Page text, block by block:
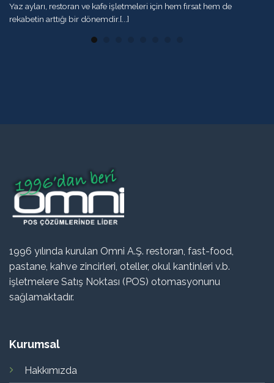
Yaz ayları, restoran ve kafe işletmeleri için hem fırsat hem de
rekabetin arttığı bir dönemdir.[...]
1996 yılında kurulan Omni A.Ş. restoran, fast-food,
pastane, kahve zincirleri, oteller, okul kantinleri v.b.
işletmelere Satış Noktası (POS) otomasyonunu
sağlamaktadır.
Kurumsal
Hakkımızda